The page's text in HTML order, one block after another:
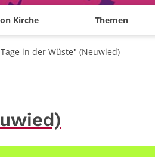
Kirche Themen
in der Wüste" (Neuwied)